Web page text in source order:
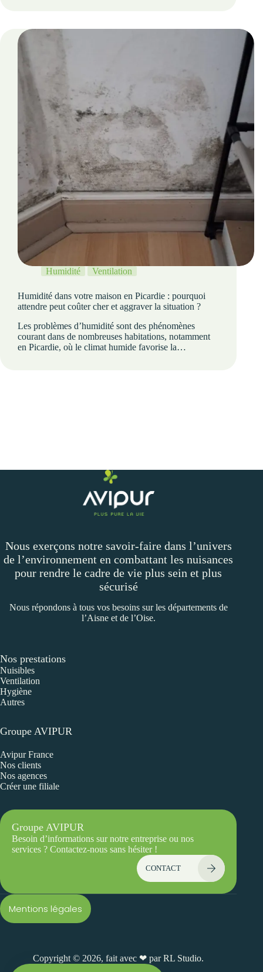
Humidité Ventilation
Humidité dans votre maison en Picardie : pourquoi
attendre peut coûter cher et aggraver la situation ?
Les problèmes d’humidité sont des phénomènes
courant dans de nombreuses habitations, notamment
en Picardie, où le climat humide favorise la…
Nous exerçons notre savoir-faire dans l’univers
de l’environnement en combattant les nuisances
pour rendre le cadre de vie plus sein et plus
sécurisé
Nous répondons à tous vos besoins sur les départements de
l’Aisne et de l’Oise.
Nos prestations
Nuisibles
Ventilation
Hygiène
Autres
Groupe AVIPUR
Avipur France
Nos clients
Nos agences
Créer une filiale
Groupe AVIPUR
Besoin d’informations sur notre entreprise ou nos
services ? Contactez-nous sans hésiter !
CONTACT
Mentions légales
Copyright © 2026, fait avec ❤ parRL Studio.